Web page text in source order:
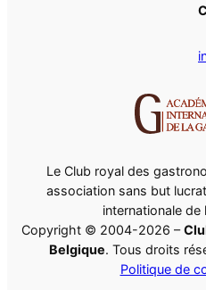
Le Club royal des
association sans but
internationale
Copyright © 2004-2026 –
Belgique. Tous droits
Politique de